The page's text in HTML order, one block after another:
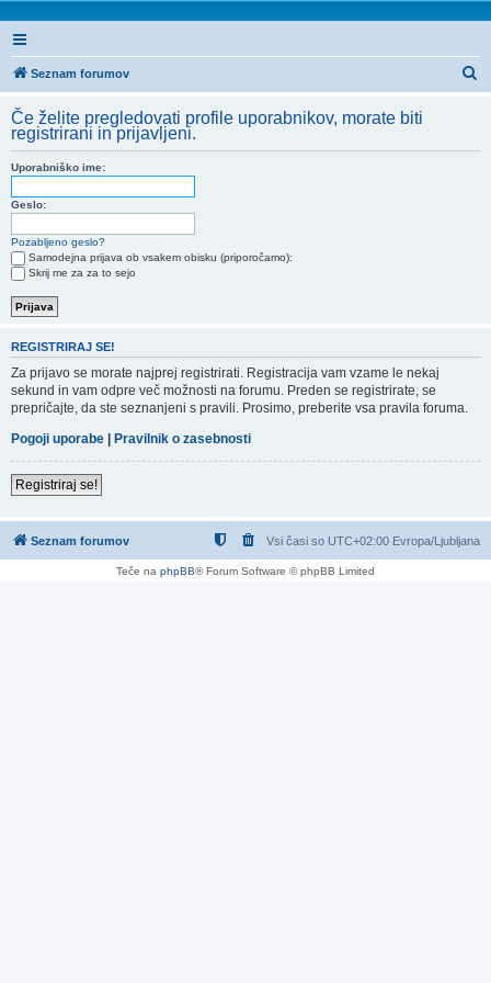
Seznam forumov
a
Če želite pregledovati profile uporabnikov, morate biti
registrirani in prijavljeni.
Uporabniško ime:
Geslo:
Pozabljeno geslo?
Samodejna prijava ob vsakem obisku (priporočamo):
Skrij me za za to sejo
REGISTRIRAJ SE!
Za prijavo se morate najprej registrirati. Registracija vam vzame le nekaj
sekund in vam odpre več možnosti na forumu. Preden se registrirate, se
prepričajte, da ste seznanjeni s pravili. Prosimo, preberite vsa pravila foruma.
Pogoji uporabe | Pravilnik o zasebnosti
Registriraj se!
Seznam forumov Vsi časi so UTC+02:00 Evropa/Ljubljana
Teče na phpBB® Forum Software © phpBB Limited